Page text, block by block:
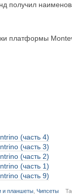
получил
платформы
(часть 4)
(часть 3)
(часть 2)
(часть 1)
(часть 9)
и планшеты ,Чипсеты